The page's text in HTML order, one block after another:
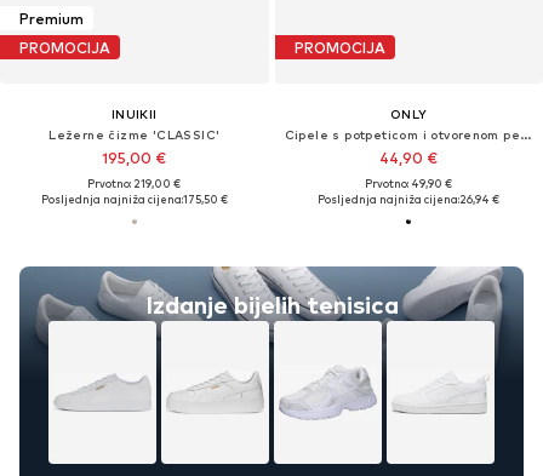
Premium
PROMOCIJA
INUIKII
Ležerne čizme 'CLASSIC'
195,00 €
Prvotno: 219,00 €
Posljednja najniža cijena:175,50 €
PROMOCIJA
ONLY
Cipele s potpeticom i otvorenom petom
44,90 €
Prvotno: 49,90 €
Posljednja najniža cijena:26,94 €
Izdanje bijelih tenisica